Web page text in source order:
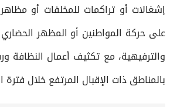
إشغالات أو تراكمات للمخلفات أو
على حركة المواطنين أو المظهر
والترفيهية، مع تكثيف أعمال النظافة
بالمناطق ذات الإقبال المرتفع خلال فترة